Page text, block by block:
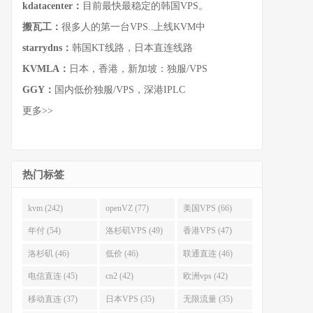
kdatacenter： 目前最快最稳定的韩国VPS。
搬瓦工： 很多人的第一台VPS..上线KVM中
starrydns： 韩国KT线路，日本直连线路
KVMLA： 日本，香港，新加坡：独服/VPS
GGY： 国内低价独服/VPS，深港IPLC
更多>>
热门标签
kvm (242) openVZ (77) 美国VPS (66)
年付 (54) 洛杉矶VPS (49) 香港VPS (47)
洛杉矶 (46) 低价 (46) 联通直连 (46)
电信直连 (45) cn2 (42) 欧洲vps (42)
移动直连 (37) 日本VPS (35) 无限流量 (35)